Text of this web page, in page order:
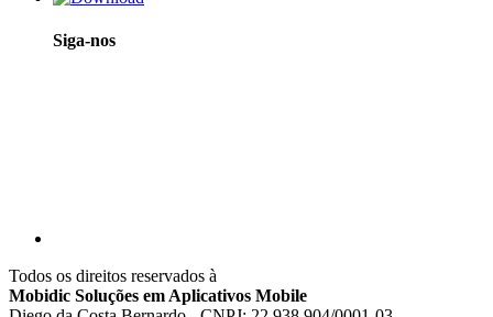
Siga-nos
Todos os direitos reservados à
Mobidic Soluções em Aplicativos Mobile